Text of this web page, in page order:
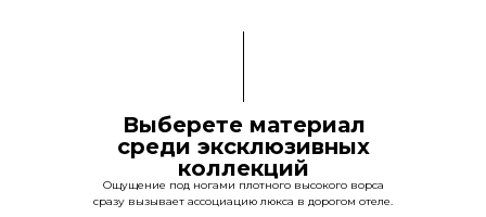
Выберете материал
среди эксклюзивных
коллекций
Ощущение под ногами плотного высокого ворса
сразу вызывает ассоциацию люкса в дорогом отеле.